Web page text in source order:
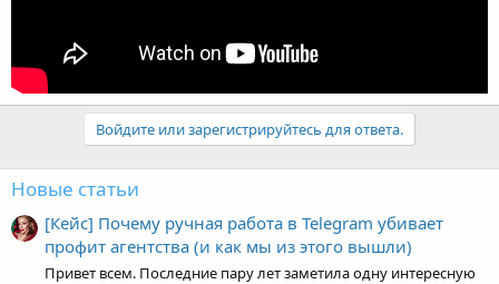
Войдите или зарегистрируйтесь для ответа.
Новые статьи
[Кейс] Почему ручная работа в Telegram убивает
профит агентства (и как мы из этого вышли)
Привет всем. Последние пару лет заметила одну интересную